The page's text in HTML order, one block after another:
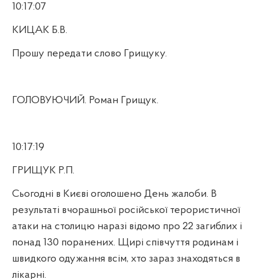
10:17:07
КИЦАК Б.В.
Прошу передати слово Грищуку.
ГОЛОВУЮЧИЙ. Роман Грищук.
10:17:19
ГРИЩУК Р.П.
Сьогодні в Києві оголошено День жалоби. В
результаті вчорашньої російської терористичної
атаки на столицю наразі відомо про 22 загиблих і
понад 130 поранених. Щирі співчуття родинам і
швидкого одужання всім, хто зараз знаходяться в
лікарні.